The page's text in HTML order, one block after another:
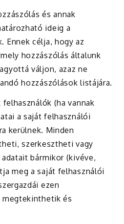
és annak
ideig a
Ennek célja, hogy az
hozzászólás általunk
váljon, azaz ne
hozzászólások listájára.
(ha vannak
a saját felhasználói
kerülnek. Minden
szerkesztheti vagy
bármikor (kivéve,
meg a saját felhasználói
ezen
és